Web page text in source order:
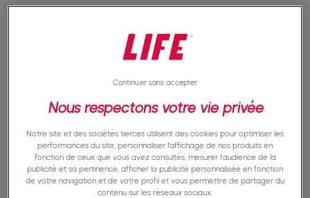
Ramadan (école Hanafite) ou du 26e jour de
l’Aïd al-Fitr. Ainsi, les personnes bénéficiaires
peuvent en profiter pendant la célébration.
L’argent reçu contribue en effet à leur apporter
bonheur et réconfort pendant la fête. Si elle est
versée après la prière, elle est considérée
Nous respectons votre vie privée
Notre site et des sociétés tierces utilisent des cookies pour optimiser les
performances du site, personnaliser l’affichage de nos produits en
fonction de ceux que vous avez consultés, mesurer l'audience de la
publicité et sa pertinence, afficher la publicité personnalisée en fonction
de votre navigation et de votre profil et vous permettre de partager du
contenu sur les réseaux sociaux.
Continuer sans accepter